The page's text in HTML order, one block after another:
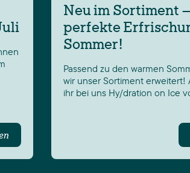
Neu im Sortiment
perfekte
Sommer!
Passend zu den warmen
wir unser Sortiment erweitert!
ihr bei uns Hy/dration on Ice